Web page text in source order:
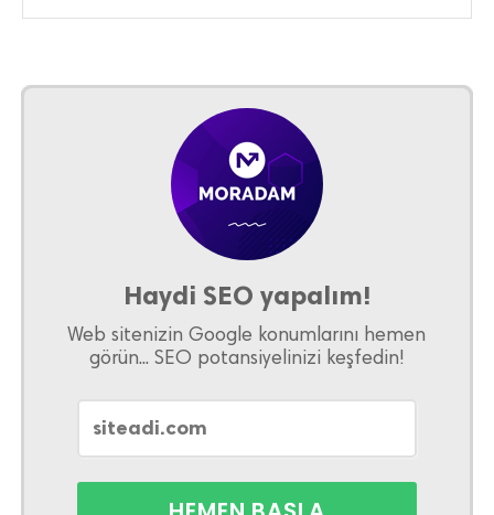
Haydi SEO yapalım!
Web sitenizin Google konumlarını hemen
görün... SEO potansiyelinizi keşfedin!